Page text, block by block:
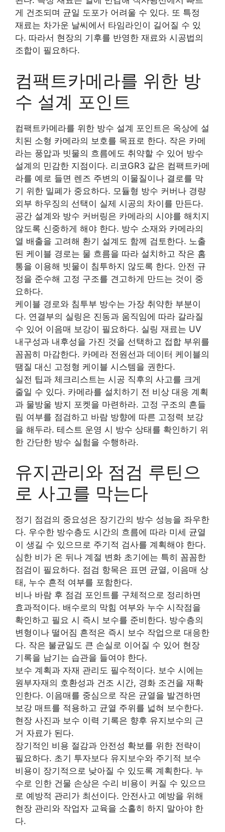
게 건조되며 균일 도포가 어려울 수 있다. 또 특정
재료는 차가운 날씨에서 타임라인이 길어질 수 있
다. 따라서 현장의 기후를 반영한 재료와 시공법의
조합이 필요하다.
컴팩트카메라를 위한 방
수 설계 포인트
컴팩트카메라를 위한 방수 설계 포인트은 옥상에 설
치된 소형 카메라의 보호를 목표로 한다. 작은 카메
라는 풍압과 빗물의 흐름에도 취약할 수 있어 방수
설계의 민감한 지점이다. 리코GR3 같은 컴팩트카메
라를 예로 들면 렌즈 주변의 이물질이나 결로를 막
기 위한 밀폐가 중요하다. 모듈형 방수 커버나 경량
외부 하우징의 선택이 실제 시공의 차이를 만든다.
공간 설계와 방수 커버링은 카메라의 시야를 해치지
않도록 신중하게 해야 한다. 방수 소재와 카메라의
열 배출을 고려해 환기 설계도 함께 검토한다. 노출
된 케이블 경로는 물 흐름을 따라 설치하고 작은 홈
통을 이용해 빗물이 침투하지 않도록 한다. 안전 규
정을 준수해 고정 구조를 견고하게 만드는 것이 중
요하다.
케이블 경로와 침투부 방수는 가장 취약한 부분이
다. 연결부의 실링은 진동과 움직임에 따라 갈라질
수 있어 이음매 보강이 필요하다. 실링 재료는 UV
내구성과 내후성을 가진 것을 선택하고 접합 부위를
꼼꼼히 마감한다. 카메라 전원선과 데이터 케이블의
땜질 대신 고정형 케이블 시스템을 권한다.
실전 팁과 체크리스트는 시공 직후의 사고를 크게
줄일 수 있다. 카메라를 설치하기 전 비상 대응 계획
과 물방울 방지 포켓을 마련하라. 고정 구조의 흔들
림 여부를 점검하고 바람 방향에 따른 고정력 보강
을 해두라. 테스트 운영 시 방수 상태를 확인하기 위
한 간단한 방수 실험을 수행하라.
유지관리와 점검 루틴으
로 사고를 막는다
정기 점검의 중요성은 장기간의 방수 성능을 좌우한
다. 우수한 방수층도 시간의 흐름에 따라 미세 균열
이 생길 수 있으므로 주기적 검사를 계획해야 한다.
심한 비가 온 뒤나 계절 변화 초기에는 특히 꼼꼼한
점검이 필요하다. 점검 항목은 표면 균열, 이음매 상
태, 누수 흔적 여부를 포함한다.
비나 바람 후 점검 포인트를 구체적으로 정리하면
효과적이다. 배수로의 막힘 여부와 누수 시작점을
확인하고 필요 시 즉시 보수를 준비한다. 방수층의
변형이나 떨어짐 흔적은 즉시 보수 작업으로 대응한
다. 작은 불균일도 큰 손실로 이어질 수 있어 현장
기록을 남기는 습관을 들여야 한다.
보수 계획과 자재 관리도 필수적이다. 보수 시에는
원부자재의 호환성과 건조 시간, 경화 조건을 재확
인한다. 이음매를 중심으로 작은 균열을 발견하면
보강 매트를 적용하고 균열 주위를 넓혀 보수한다.
현장 사진과 보수 이력 기록은 향후 유지보수의 근
거 자료가 된다.
장기적인 비용 절감과 안전성 확보를 위한 전략이
필요하다. 초기 투자보다 유지보수와 주기적 보수
비용이 장기적으로 낮아질 수 있도록 계획한다. 누
수로 인한 건물 손상은 수리 비용이 커질 수 있으므
로 예방적 관리가 최선이다. 안전사고 예방을 위해
현장 관리와 작업자 교육을 소홀히 하지 말아야 한
다.